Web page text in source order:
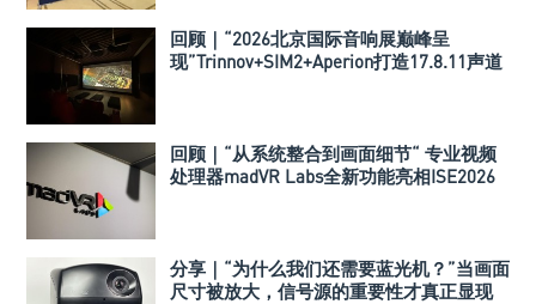
回顾｜“2026北京国际音响展巅峰呈
现”Trinnov+SIM2+Aperion打造17.8.11声道
回顾｜“从系统整合到画面细节“ 专业视频
处理器madVR Labs全新功能亮相ISE2026
分享｜“为什么我们还需要蓝光机？”当画面
尺寸被放大，信号源的重要性才真正显现